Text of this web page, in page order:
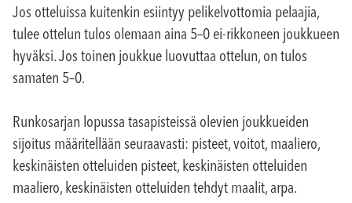
Jos otteluissa kuitenkin esiintyy pelikelvottomia pelaajia,
tulee ottelun tulos olemaan aina 5–0 ei-rikkoneen joukkueen
hyväksi. Jos toinen joukkue luovuttaa ottelun, on tulos
samaten 5–0.
Runkosarjan lopussa tasapisteissä olevien joukkueiden
sijoitus määritellään seuraavasti: pisteet, voitot, maaliero,
keskinäisten otteluiden pisteet, keskinäisten otteluiden
maaliero, keskinäisten otteluiden tehdyt maalit, arpa.